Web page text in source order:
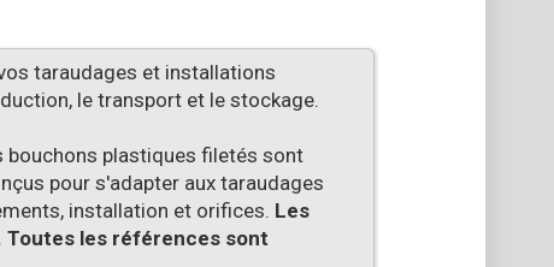
taraudages et installations
le transport et le stockage.
bouchons plastiques filetés sont
pour s'adapter aux taraudages
installation et orifices. Les
Toutes les références sont